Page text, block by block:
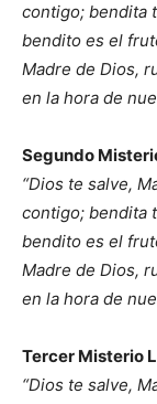
contigo; bendita
bendito es el
Madre de Dios,
en la hora de
Segundo
“Dios te salve,
contigo; bendita
bendito es el
Madre de Dios,
en la hora de
Tercer Misterio
“Dios te salve,